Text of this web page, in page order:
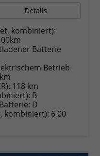
Details
kombiniert):
Batterie
Betrieb
118 km
B
D
kombiniert): 6,00